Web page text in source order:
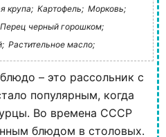
крупа; Картофель; Морковь;
Перец черный горошком;
Растительное масло;
– это рассольник с
популярным, когда
Во времена СССР
блюдом в столовых.